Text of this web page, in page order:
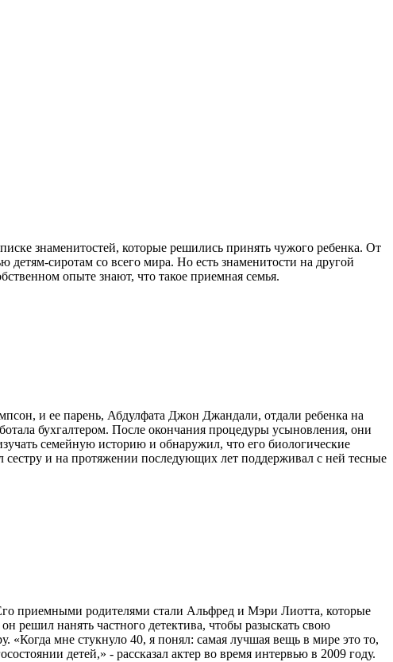
знаменитостей, которые решились принять чужого ребенка. От
сиротам со всего мира. Но есть знаменитости на другой
опыте знают, что такое приемная семья.
и ее парень, Абдулфата Джон Джандали, отдали ребенка на
бухгалтером. После окончания процедуры усыновления, они
семейную историю и обнаружил, что его биологические
и на протяжении последующих лет поддерживал с ней тесные
приемными родителями стали Альфред и Мэри Лиотта, которые
решил нанять частного детектива, чтобы разыскать свою
«Когда мне стукнуло 40, я понял: самая лучшая вещь в мире это то,
детей,» - рассказал актер во время интервью в 2009 году.